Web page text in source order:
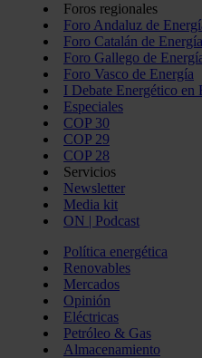
Foros regionales
Foro Andaluz de
Foro Catalán de Energía
Foro Gallego de
Foro Vasco de Energía
I Debate Energético en
Especiales
COP 30
COP 29
COP 28
Servicios
Newsletter
Media kit
ON | Podcast
Política energética
Renovables
Mercados
Opinión
Eléctricas
Petróleo & Gas
Almacenamiento